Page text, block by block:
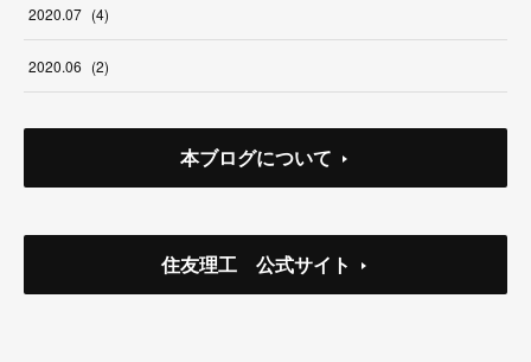
2020.07 (4)
2020.06 (2)
本ブログについて
住友理工 公式サイト